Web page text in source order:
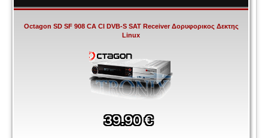
Octagon SD SF 908 CA CI DVB-S SAT Receiver Δορυφορικος Δεκτης
Linux